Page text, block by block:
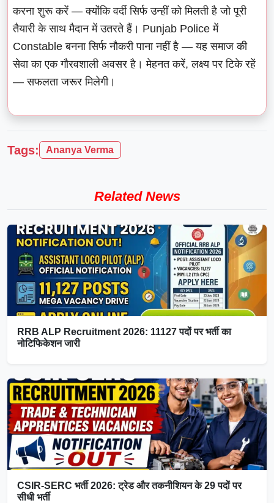
करना शुरू करें — क्योंकि वर्दी सिर्फ उन्हीं को मिलती है जो पूरी
तैयारी के साथ मैदान में उतरते हैं। Punjab Police में
Constable बनना सिर्फ नौकरी पाना नहीं है — यह समाज की
सेवा का एक गौरवशाली अवसर है। मेहनत करें, लक्ष्य पर टिके रहें
— सफलता जरूर मिलेगी।
Tags: Ananya Verma
Related News
RRB ALP Recruitment 2026: 11127 पदों पर भर्ती का
नोटिफिकेशन जारी
CSIR-SERC भर्ती 2026: ट्रेड और तकनीशियन के 29 पदों पर
सीधी भर्ती